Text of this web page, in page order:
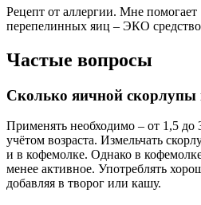
Рецепт от аллергии. Мне
перепелинных яиц – ЭКО
Частые вопросы
Сколько яичной скорлупы
Применять необходимо – от 1,5
учётом возраста. Измельчать
и в кофемолке. Однако в
менее активное. Употреблять
добавляя в творог или кашу.